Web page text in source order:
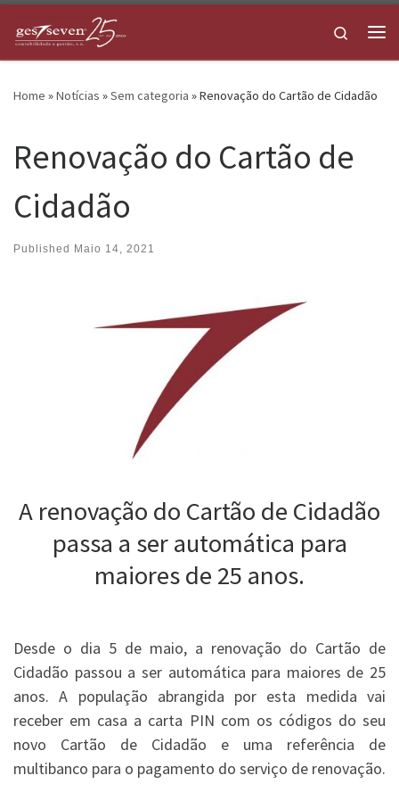
Skip to content
Search
Home »Notícias »Sem categoria »Renovação do Cartão de Cidadão
Renovação do Cartão de
Cidadão
Published Maio 14, 2021
A renovação do Cartão de Cidadão
passa a ser automática para
maiores de 25 anos.
Desde o dia 5 de maio, a renovação do Cartão de
Cidadão passou a ser automática para maiores de 25
anos. A população abrangida por esta medida vai
receber em casa a carta PIN com os códigos do seu
novo Cartão de Cidadão e uma referência de
multibanco para o pagamento do serviço de renovação.